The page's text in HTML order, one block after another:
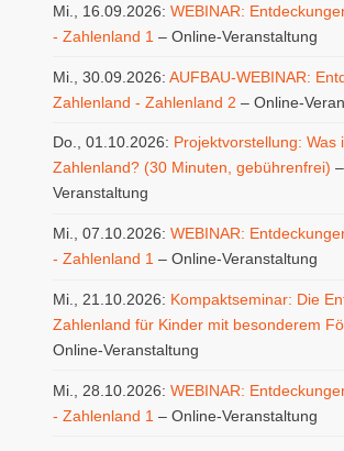
Mi., 16.09.2026: WEBINAR:
- Zahlenland 1 – Online-Veranstaltung
Mi., 30.09.2026: AUFBAU-WEBINAR:
Zahlenland - Zahlenland 2 – Online-
Do., 01.10.2026: Projektvorstellung: Was
Zahlenland? (30 Minuten, gebührenfrei)
Veranstaltung
Mi., 07.10.2026: WEBINAR:
- Zahlenland 1– Online-Veranstaltung
Mi., 21.10.2026: Kompaktseminar: Die
Zahlenland für Kinder mit besonderem
Online-Veranstaltung
Mi., 28.10.2026: WEBINAR:
- Zahlenland 1 – Online-Veranstaltung